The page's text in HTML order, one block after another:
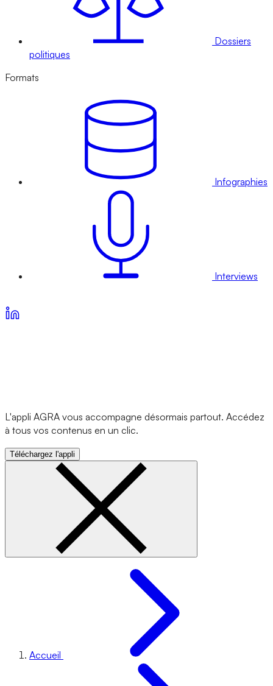
Dossiers
politiques
Formats
Infographies
Interviews
L'appli AGRA vous accompagne désormais partout. Accédez
à tous vos contenus en un clic.
Téléchargez l'appli
Accueil